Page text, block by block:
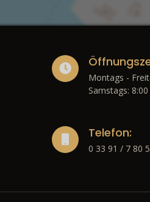
Montags -
Samstags:
Telefon:
0 33 91 / 7 80